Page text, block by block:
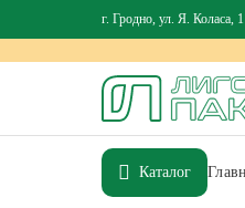
г. Гродно, ул. Я. Коласа,
Каталог